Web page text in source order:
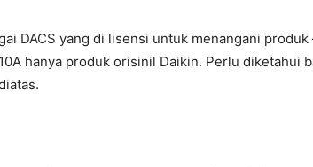
DACS yang di lisensi untuk menangani produk
hanya produk orisinil Daikin. Perlu diketahui